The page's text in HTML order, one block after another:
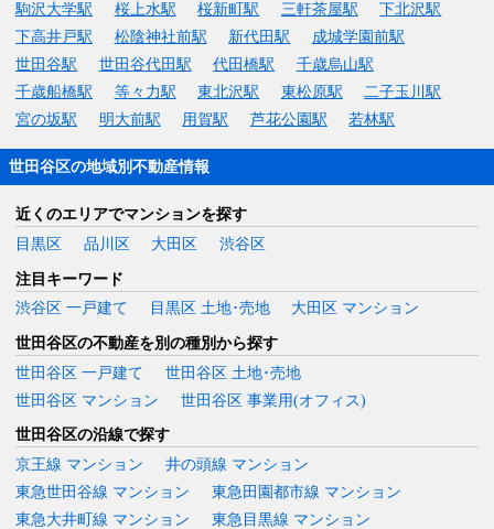
駒沢大学駅
桜上水駅 桜新町駅 三軒茶屋駅
下北沢駅
下高井戸駅
松陰神社前駅 新代田駅
成城学園前駅
世田谷駅
世田谷代田駅 代田橋駅
千歳烏山駅
千歳船橋駅
等々力駅 東北沢駅 東松原駅
二子玉川駅
宮の坂駅
明大前駅 用賀駅 芦花公園駅 若林駅
世田谷区の地域別不動産情報
近くのエリアでマンションを探す
目黒区
品川区 大田区 渋谷区
注目キーワード
渋谷区 一戸建て
目黒区 土地･売地 大田区 マンション
世田谷区の不動産を別の種別から探す
世田谷区 一戸建て
世田谷区 土地･売地
世田谷区 マンション
世田谷区 事業用(オフィス)
世田谷区の沿線で探す
京王線 マンション
井の頭線 マンション
東急世田谷線 マンション
東急田園都市線 マンション
東急大井町線 マンション
東急目黒線 マンション